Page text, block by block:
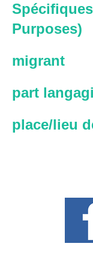
Purposes)
migrant
part
place/lieu